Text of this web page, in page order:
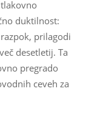
duktilnost:
prilagodi
desetletij. Ta
pregrado
ceveh za